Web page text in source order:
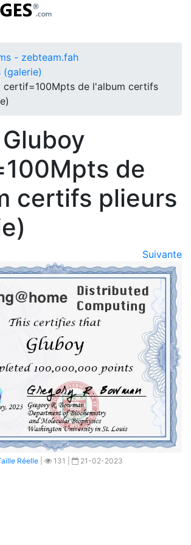
- zebteam.fah
certif=100Mpts de l'album certifs
de
certifs plieurs
Suivante
Réelle| 131 | 21-02-2023